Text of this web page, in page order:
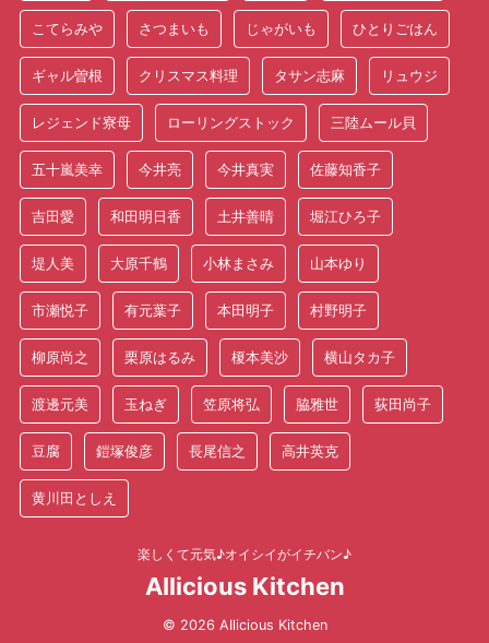
こてらみや さつまいも じゃがいも ひとりごはん
ギャル曽根 クリスマス料理 タサン志麻 リュウジ
レジェンド寮母 ローリングストック 三陸ムール貝
五十嵐美幸 今井亮 今井真実 佐藤知香子
吉田愛 和田明日香 土井善晴 堀江ひろ子
堤人美 大原千鶴 小林まさみ 山本ゆり
市瀬悦子 有元葉子 本田明子 村野明子
柳原尚之 栗原はるみ 榎本美沙 横山タカ子
渡邊元美 玉ねぎ 笠原将弘 脇雅世 荻田尚子
豆腐 鎧塚俊彦 長尾信之 高井英克
黄川田としえ
楽しくて元気♪オイシイがイチバン♪
AIlicious Kitchen
© 2026 AIlicious Kitchen